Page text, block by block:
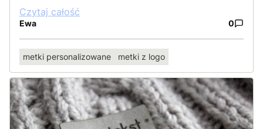
Czytaj całość
Ewa 0
metki personalizowane metki z logo